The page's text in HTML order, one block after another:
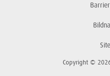
Copyright ©